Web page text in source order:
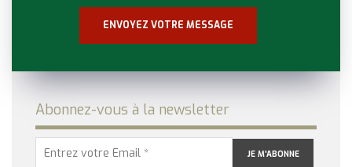
Abonnez-vous à la newsletter